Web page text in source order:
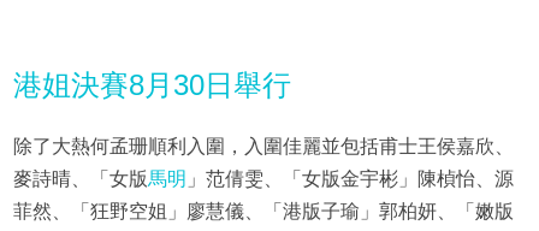
港姐決賽8月30日舉行
除了大熱何孟珊順利入圍，入圍佳麗並包括甫士王侯嘉欣、
麥詩晴、「女版馬明 」范倩雯、「女版金宇彬」陳楨怡、源
菲然、「狂野空姐」廖慧儀、「港版子瑜」郭柏妍、「嫩版